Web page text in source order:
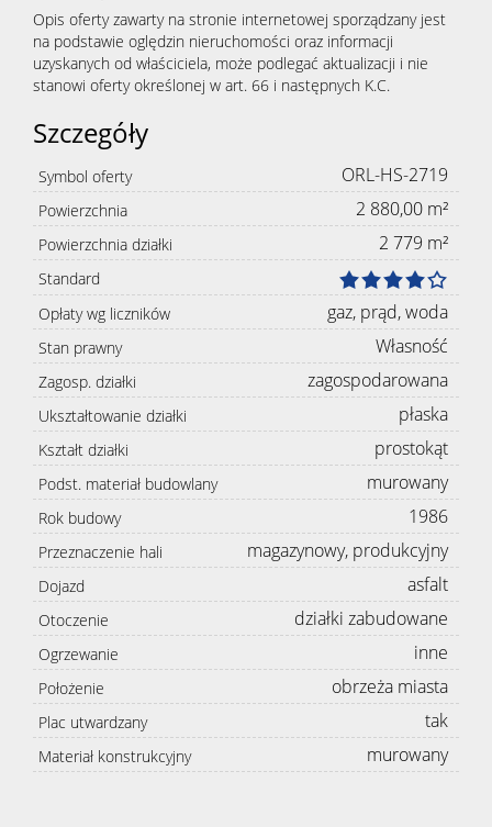
Opis oferty zawarty na stronie internetowej sporządzany jest
na podstawie oględzin nieruchomości oraz informacji
uzyskanych od właściciela, może podlegać aktualizacji i nie
stanowi oferty określonej w art. 66 i następnych K.C.
Szczegóły
Symbol oferty ORL-HS-2719
Powierzchnia 2 880,00 m²
Powierzchnia działki 2 779 m²
Standard
Opłaty wg liczników
gaz, prąd, woda
Stan prawny Własność
Zagosp. działki zagospodarowana
Ukształtowanie działki płaska
Kształt działki prostokąt
Podst. materiał budowlany murowany
Rok budowy 1986
Przeznaczenie hali magazynowy, produkcyjny
Dojazd asfalt
Otoczenie działki zabudowane
Ogrzewanie inne
Położenie obrzeża miasta
Plac utwardzany tak
Materiał konstrukcyjny murowany